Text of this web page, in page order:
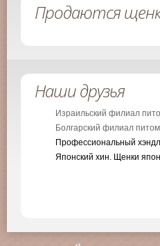
Продаются
Наши друзья
Израильский филиал
Болгарский филиал
Профессиональный
Японский хин. Щенки